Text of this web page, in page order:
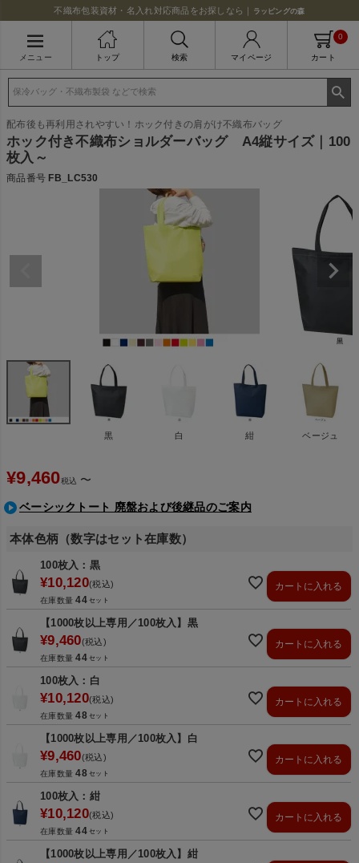
不織布包装資材・名入れ対応商品をお探しなら｜ ラッピングの森
メニュー トップ 検索 マイページ カート
0
配布後も再利用されやすい！ホック付きの肩がけ不織布バッグ
ホック付き不織布ショルダーバッグ A4縦サイズ｜100
枚入～
商品番号 FB_LC530
黒 白 紺 ベージュ
¥9,460税込 〜
ベーシックトート 廃盤および後継品のご案内
本体色柄（数字はセット在庫数）
100枚入：黒
¥10,120 税込
在庫数量 44
カートに入れる
【1000枚以上専用／100枚入】黒
¥9,460 税込
在庫数量 44
カートに入れる
100枚入：白
¥10,120 税込
在庫数量 48
カートに入れる
【1000枚以上専用／100枚入】白
¥9,460 税込
在庫数量 48
カートに入れる
100枚入：紺
¥10,120 税込
在庫数量 44
カートに入れる
【1000枚以上専用／100枚入】紺